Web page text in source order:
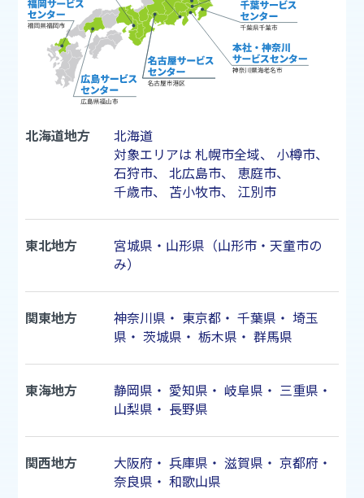
北海道地方
北海道
対象エリアは 札幌市全域、 小樽市、
石狩市、 北広島市、 恵庭市、
千歳市、 苫小牧市、 江別市
東北地方
宮城県・山形県（山形市・天童市の
み）
関東地方 神奈川県 ・ 東京都・ 千葉県 ・ 埼玉
県 ・ 茨城県 ・ 栃木県 ・ 群馬県
東海地方 静岡県 ・ 愛知県 ・ 岐阜県 ・ 三重県 ・
山梨県 ・ 長野県
関西地方 大阪府 ・ 兵庫県 ・ 滋賀県 ・ 京都府 ・
奈良県 ・ 和歌山県